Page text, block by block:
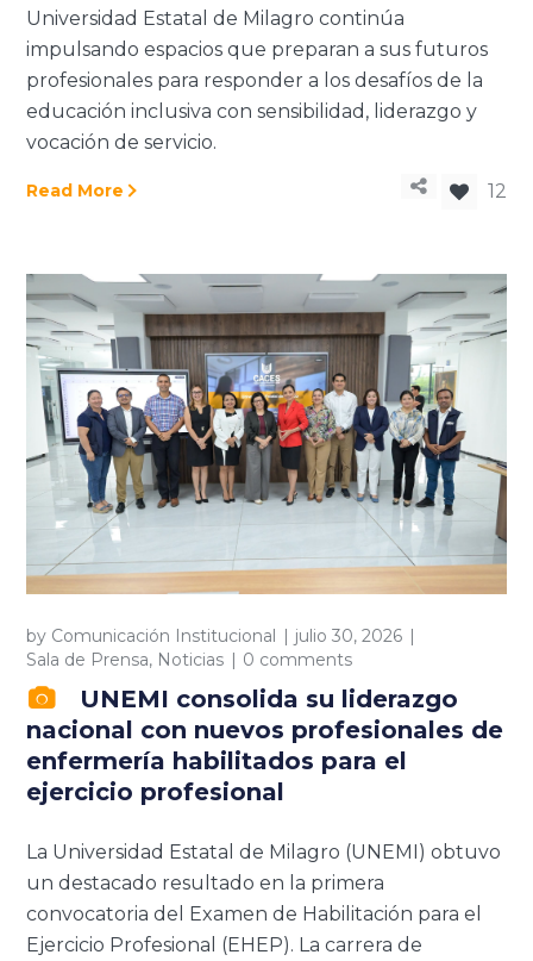
Universidad Estatal de Milagro continúa
impulsando espacios que preparan a sus futuros
profesionales para responder a los desafíos de la
educación inclusiva con sensibilidad, liderazgo y
vocación de servicio.
Read More 12
by Comunicación Institucional
julio 30, 2026
Sala de Prensa, Noticias 0 comments
UNEMI consolida su liderazgo
nacional con nuevos profesionales de
enfermería habilitados para el
ejercicio profesional
La Universidad Estatal de Milagro (UNEMI) obtuvo
un destacado resultado en la primera
convocatoria del Examen de Habilitación para el
Ejercicio Profesional (EHEP). La carrera de